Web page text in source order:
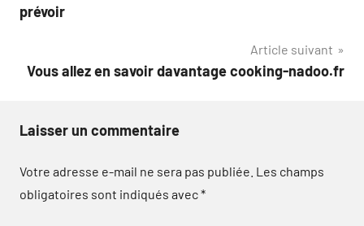
prévoir
Article suivant
Vous allez en savoir davantage cooking-nadoo.fr
Laisser un commentaire
Votre adresse e-mail ne sera pas publiée. Les champs
obligatoires sont indiqués avec*